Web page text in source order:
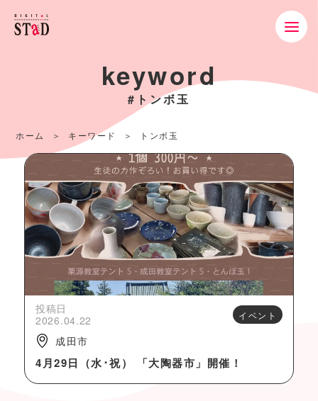
keyword
#トンボ玉
ホーム キーワード トンボ玉
投稿日
2026.04.22
イベント
成田市
4月29日（水･祝） 「大陶器市」開催！